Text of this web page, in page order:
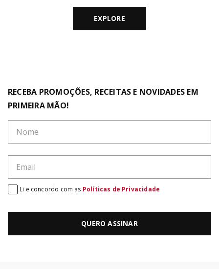
EXPLORE
RECEBA PROMOÇÕES, RECEITAS E NOVIDADES EM
PRIMEIRA MÃO!
QUERO ASSINAR
Li e concordo com as Políticas de Privacidade